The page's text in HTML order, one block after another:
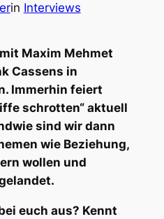
in Interviews
Maxim Mehmet
Cassens in
Immerhin feiert
schrotten“ aktuell
sind wir dann
wie Beziehung,
wollen und
euch aus? Kennt